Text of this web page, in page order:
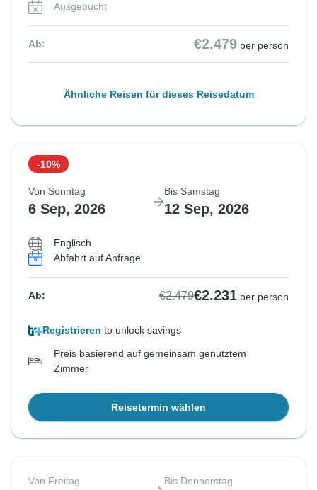
Ausgebucht
Ab: €2.479 per person
Ähnliche Reisen für dieses Reisedatum
-10%
Von Sonntag
6 Sep, 2026
Bis Samstag
12 Sep, 2026
Englisch
Abfahrt auf Anfrage
Ab: €2.479€2.231 per person
Registrieren to unlock savings
Preis basierend auf gemeinsam genutztem
Zimmer
Reisetermin wählen
Von Freitag Bis Donnerstag